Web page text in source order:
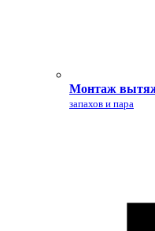
Монтаж
запахов и пара